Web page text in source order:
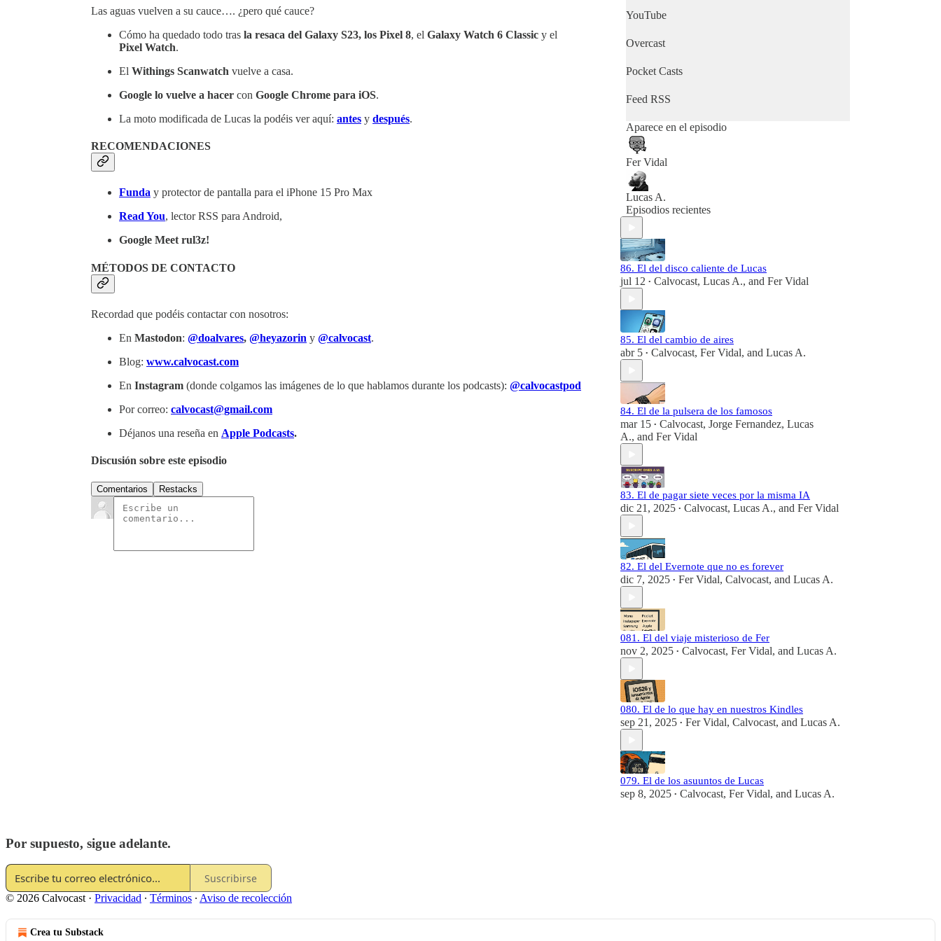
Las aguas vuelven a su cauce…. ¿pero qué cauce?
Cómo ha quedado todo tras la resaca del Galaxy S23, los Pixel 8, el Galaxy Watch 6 Classic y el
Pixel Watch.
El Withings Scanwatch vuelve a casa.
Google lo vuelve a hacer con Google Chrome para iOS.
La moto modificada de Lucas la podéis ver aquí: antes y después.
RECOMENDACIONES
Funda y protector de pantalla para el iPhone 15 Pro Max
Read You, lector RSS para Android,
Google Meet rul3z!
MÉTODOS DE CONTACTO
Recordad que podéis contactar con nosotros:
En Mastodon: @doalvares, @heyazorin y @calvocast.
Blog: www.calvocast.com
En Instagram (donde colgamos las imágenes de lo que hablamos durante los podcasts): @calvocastpod
Por correo: calvocast@gmail.com
Déjanos una reseña en Apple Podcasts.
Discusión sobre este episodio
Comentarios Restacks
YouTube
Overcast
Pocket Casts
Feed RSS
Aparece en el episodio
Fer Vidal
Lucas A.
Episodios recientes
86. El del disco caliente de Lucas
jul 12 • Calvocast, Lucas A., and Fer Vidal
85. El del cambio de aires
abr 5 • Calvocast, Fer Vidal, and Lucas A.
84. El de la pulsera de los famosos
mar 15 • Calvocast, Jorge Fernandez, Lucas
A., and Fer Vidal
83. El de pagar siete veces por la misma IA
dic 21, 2025 • Calvocast, Lucas A., and Fer Vidal
82. El del Evernote que no es forever
dic 7, 2025 • Fer Vidal, Calvocast, and Lucas A.
081. El del viaje misterioso de Fer
nov 2, 2025 • Calvocast, Fer Vidal, and Lucas A.
080. El de lo que hay en nuestros Kindles
sep 21, 2025 • Fer Vidal, Calvocast, and Lucas A.
079. El de los asuuntos de Lucas
sep 8, 2025 • Calvocast, Fer Vidal, and Lucas A.
Por supuesto, sigue adelante.
Suscribirse
© 2026 Calvocast· Privacidad ∙ Términos ∙ Aviso de recolección
Crea tu Substack